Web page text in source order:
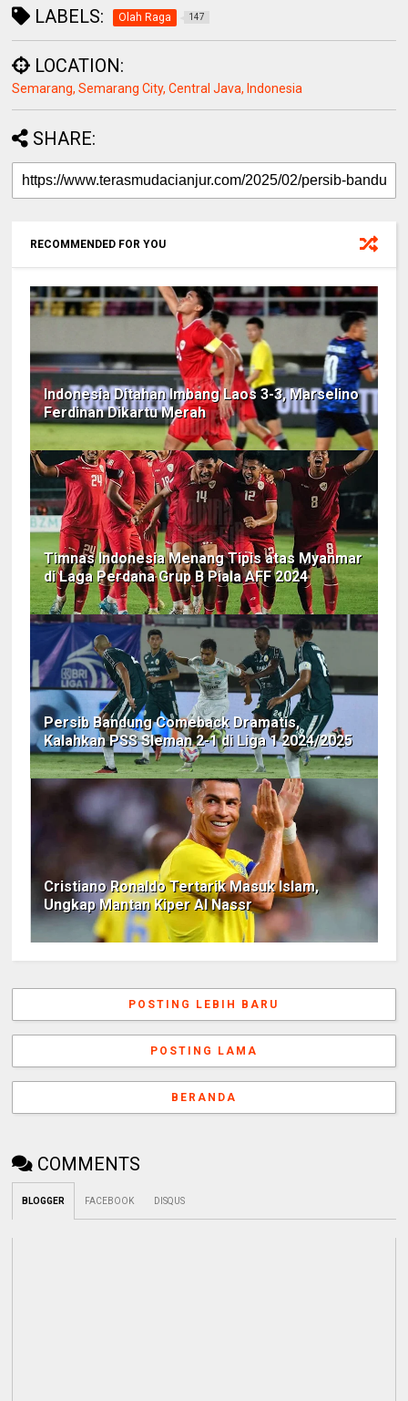
LABELS: Olah Raga 147
LOCATION:
Semarang, Semarang City, Central Java, Indonesia
SHARE:
RECOMMENDED FOR YOU
Indonesia Ditahan Imbang Laos 3-3, Marselino
Ferdinan Dikartu Merah
Timnas Indonesia Menang Tipis atas Myanmar
di Laga Perdana Grup B Piala AFF 2024
Persib Bandung Comeback Dramatis,
Kalahkan PSS Sleman 2-1 di Liga 1 2024/2025
Cristiano Ronaldo Tertarik Masuk Islam,
Ungkap Mantan Kiper Al Nassr
POSTING LEBIH BARU
POSTING LAMA
BERANDA
COMMENTS
BLOGGER FACEBOOK DISQUS